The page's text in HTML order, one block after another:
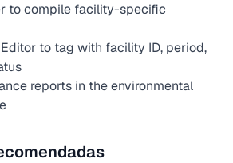
to compile facility-specific
Editor to tag with facility ID, period,
reports in the environmental